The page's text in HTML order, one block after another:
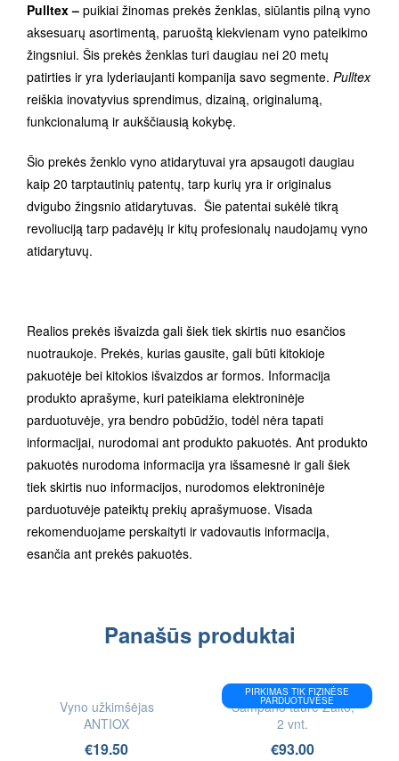
Pulltex – puikiai žinomas prekės ženklas, siūlantis pilną vyno
aksesuarų asortimentą, paruoštą kiekvienam vyno pateikimo
žingsniui. Šis prekės ženklas turi daugiau nei 20 metų
patirties ir yra lyderiaujanti kompanija savo segmente. Pulltex
reiškia inovatyvius sprendimus, dizainą, originalumą,
funkcionalumą ir aukščiausią kokybę.
Šio prekės ženklo vyno atidarytuvai yra apsaugoti daugiau
kaip 20 tarptautinių patentų, tarp kurių yra ir originalus
dvigubo žingsnio atidarytuvas. Šie patentai sukėlė tikrą
revoliuciją tarp padavėjų ir kitų profesionalų naudojamų vyno
atidarytuvų.
Realios prekės išvaizda gali šiek tiek skirtis nuo esančios
nuotraukoje. Prekės, kurias gausite, gali būti kitokioje
pakuotėje bei kitokios išvaizdos ar formos. Informacija
produkto aprašyme, kuri pateikiama elektroninėje
parduotuvėje, yra bendro pobūdžio, todėl nėra tapati
informacijai, nurodomai ant produkto pakuotės. Ant produkto
pakuotės nurodoma informacija yra išsamesnė ir gali šiek
tiek skirtis nuo informacijos, nurodomos elektroninėje
parduotuvėje pateiktų prekių aprašymuose. Visada
rekomenduojame perskaityti ir vadovautis informacija,
esančia ant prekės pakuotės.
Panašūs produktai
PARDUOTUVĖSE
Vyno užkimšėjas
ANTIOX
€19.50
PIRKIMAS TIK FIZINĖSE
PARDUOTUVĖSE
Šampano taurė Zalto,
2 vnt.
€93.00